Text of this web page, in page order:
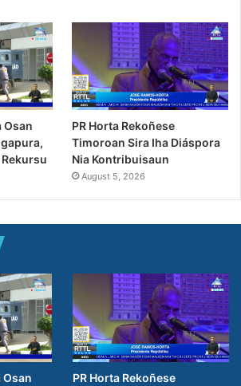
Osan
PR Horta Rekoñese
Timoroan Sira Iha Diáspora
Nia Kontribuisaun
August 5, 2026
Osan
PR Horta Rekoñese